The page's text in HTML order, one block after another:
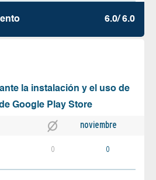
6.0/ 6.0
la instalación y el uso de
Google Play Store
noviembre
0 0